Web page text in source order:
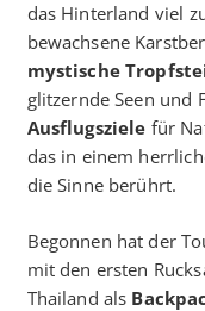
das Hinterland viel
bewachsene
mystische
glitzernde Seen und
Ausflugsziele für
das in einem
die Sinne berührt.
Begonnen hat der
mit den ersten
Thailand als